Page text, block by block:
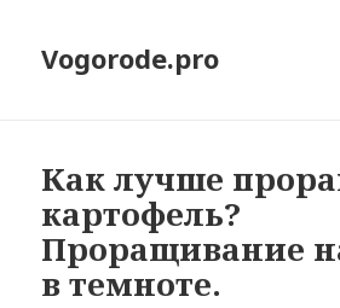
Vogorode.pro
Как лучше
картофель?
Проращивание
в темноте.